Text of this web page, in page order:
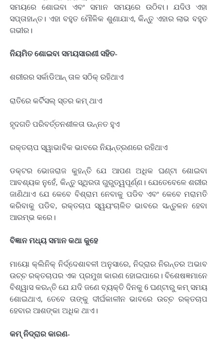
ସମୟରେ ଶୋଇବା ଏବଂ ସମାନ ସମୟରେ ଉଠିବା। ଯଦିଓ ଏହା
ସପ୍ତାହାନ୍ତ। ଏହା ବହୁତ ମୌଳିକ ଶୁଣାଯାଏ, କିନ୍ତୁ ଏହାର ଲାଭ ବହୁତ
ଗଭୀର।
ନିୟମିତ ଶୋଇବା ସମୟସାରଣୀ ସହିତ-
ଶରୀରର ସର୍କାଡିଆନ୍ ତାଳ ସଠିକ୍ ରହିଥାଏ
ରାତିରେ କର୍ଟିସଲ୍ ସ୍ତର କମ୍ ଥାଏ
ହୃଦଗତି ପରିବର୍ତ୍ତନଶୀଳତା ଉନ୍ନତ ହୁଏ
ରକ୍ତଚାପ ସ୍ୱାଭାବିକ ଭାବରେ ନିୟନ୍ତ୍ରଣରେ ରହିଥାଏ
ଡକ୍ଟର ଭୋଜରାଜ କୁହନ୍ତି ଯେ ଆପଣ ଅଧିକ ଘଣ୍ଟା ଶୋଇବା
ଆବଶ୍ୟକ ନୁହେଁ, କିନ୍ତୁ ସ୍ଥିରତା ଗୁରୁତ୍ୱପୂର୍ଣ୍ଣ। ଯେତେବେଳେ ଶରୀର
ଜାଣିଥାଏ ଯେ କେବେ ବିଶ୍ରାମ ନେବାକୁ ପଡିବ ଏବଂ କେବେ ମରାମତି
କରିବାକୁ ପଡିବ, ରକ୍ତଚାପ ସ୍ୱୟଂଚାଳିତ ଭାବରେ ସନ୍ତୁଳନ ହେବା
ଆରମ୍ଭ କରେ।
ବିଜ୍ଞାନ ମଧ୍ୟ ସମାନ କଥା କୁହେ
ମାୟୋ କ୍ଲିନିକ୍ ନିର୍ଦ୍ଦେଶାବଳୀ ଅନୁସାରେ, ନିଦ୍ରାର ନିରନ୍ତର ଅଭାବ
ଉଚ୍ଚ ରକ୍ତଚାପର ଏକ ପ୍ରମୁଖ କାରଣ ହୋଇପାରେ। ବିଶେଷଜ୍ଞମାନେ
ବିଶ୍ୱାସ କରନ୍ତି ଯେ ଯଦି ଜଣେ ବ୍ୟକ୍ତି ଦିନକୁ 6 ଘଣ୍ଟାରୁ କମ୍ ସମୟ
ଶୋଇଥାଏ, ତେବେ ତାଙ୍କୁ ଦୀର୍ଘକାଳୀନ ଭାବରେ ଉଚ୍ଚ ରକ୍ତଚାପ
ହେବାର ଆଶଙ୍କା ଅଧିକ ଥାଏ।
କମ୍ ନିଦ୍ରାର କାରଣ-